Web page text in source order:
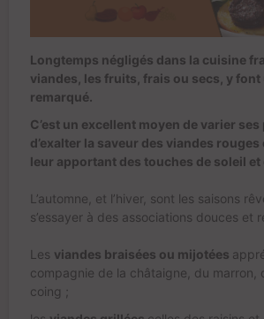
Longtemps négligés dans la cuisine
viandes, les fruits, frais ou secs, y
remarqué.
C’est un excellent moyen de varier
d’exalter la saveur des viandes
leur apportant des touches de soleil et
L’automne, et l’hiver, sont les saisons
s’essayer à des associations douces et
Les viandes braisées ou mijotées
compagnie de la châtaigne, du marron,
coing ;